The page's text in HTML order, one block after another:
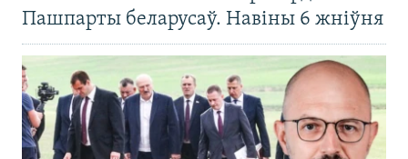
Пашпарты беларусаў. Навіны 6 жніўня